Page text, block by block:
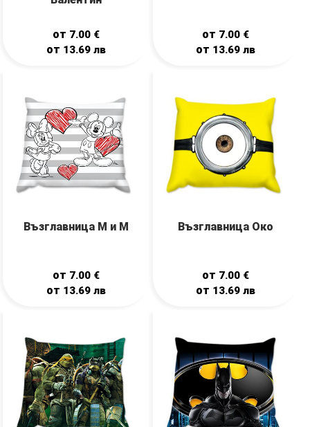
от 7.00 €
от 13.69 лв
от 7.00 €
от 13.69лв
Възглавница М и М
от 7.00 €
от 13.69 лв
Възглавница Око
от 7.00 €
от 13.69лв